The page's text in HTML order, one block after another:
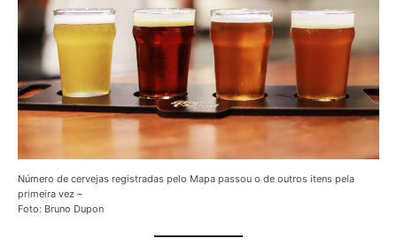
Número de cervejas registradas pelo Mapa passou o de outros itens pela
primeira vez –
Foto: Bruno Dupon